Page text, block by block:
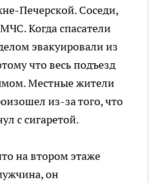
Печерской. Соседи,
Когда спасатели
эвакуировали из
что весь подъезд
Местные жители
из-за того, что
с сигаретой.
на втором этаже
он